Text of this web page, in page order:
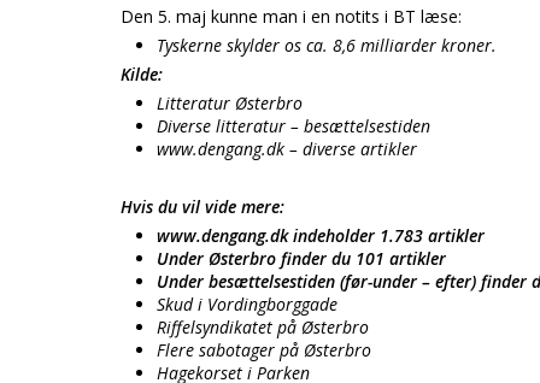
Den 5. maj kunne man i en notits i BT læse:
Tyskerne skylder os ca. 8,6 milliarder kroner.
Kilde:
Litteratur Østerbro
Diverse litteratur – besættelsestiden
www.dengang.dk – diverse artikler
Hvis du vil vide mere:
www.dengang.dk indeholder 1.783 artikler
Under Østerbro finder du 101 artikler
Under besættelsestiden (før-under – efter) finder
Skud i Vordingborggade
Riffelsyndikatet på Østerbro
Flere sabotager på Østerbro
Hagekorset i Parken